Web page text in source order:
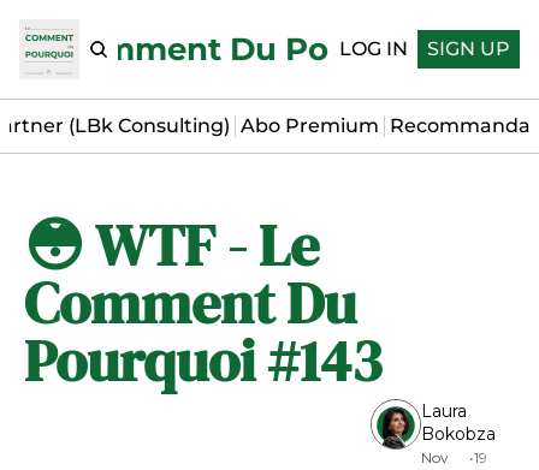
Le Comment Du Pourquoi
LOG IN SIGN UP
(LBk Consulting) Abo Premium
😳 WTF - Le
Comment Du
Pourquoi #143
Laura
Bokobza
Nov
•19